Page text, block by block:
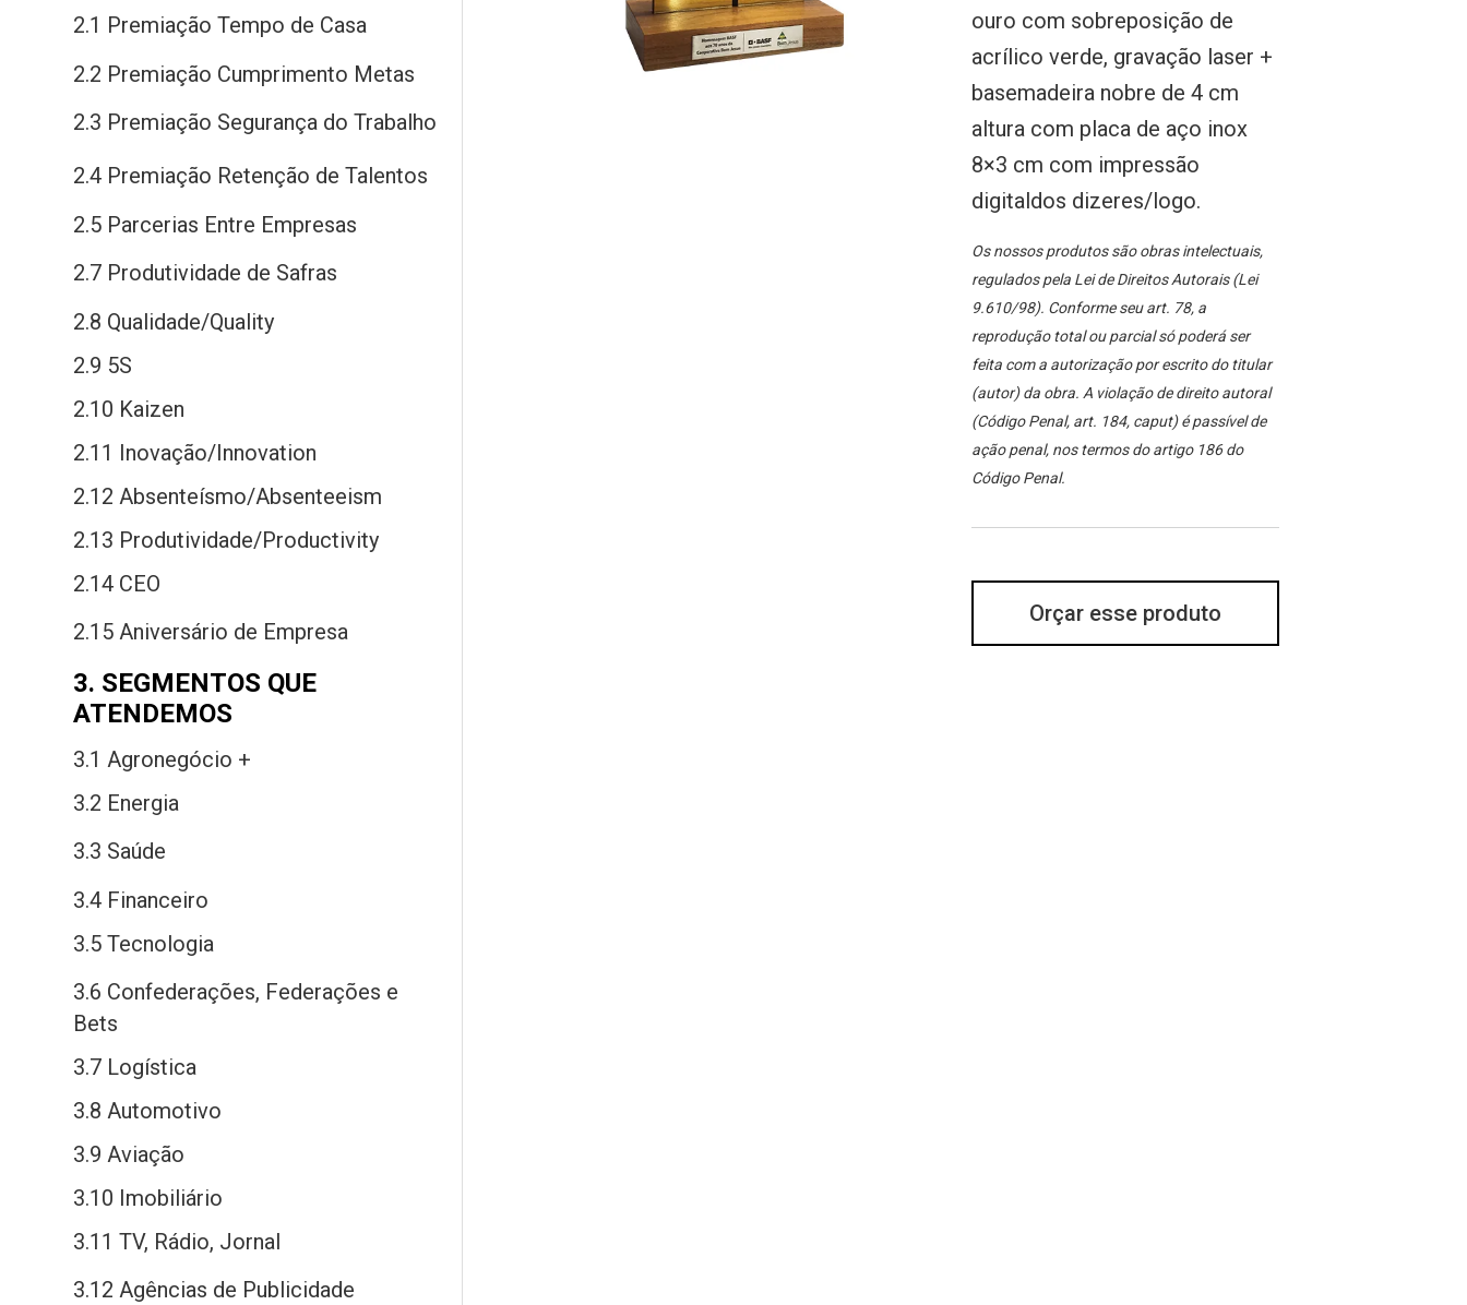
2.1 Premiação Tempo de Casa
2.2 Premiação Cumprimento Metas
2.3 Premiação Segurança do Trabalho
2.4 Premiação Retenção de Talentos
2.5 Parcerias Entre Empresas
2.7 Produtividade de Safras
2.8 Qualidade/Quality
2.9 5S
2.10 Kaizen
2.11 Inovação/Innovation
2.12 Absenteísmo/Absenteeism
2.13 Produtividade/Productivity
2.14 CEO
2.15 Aniversário de Empresa
3. SEGMENTOS QUE
ATENDEMOS
3.1 Agronegócio +
3.2 Energia
3.3 Saúde
3.4 Financeiro
3.5 Tecnologia
3.6 Confederações, Federações e
Bets
3.7 Logística
3.8 Automotivo
3.9 Aviação
3.10 Imobiliário
3.11 TV, Rádio, Jornal
3.12 Agências de Publicidade
ouro com sobreposição de
acrílico verde, gravação laser +
basemadeira nobre de 4 cm
altura com placa de aço inox
8×3 cm com impressão
digitaldos dizeres/logo.
Os nossos produtos são obras intelectuais,
regulados pela Lei de Direitos Autorais (Lei
9.610/98). Conforme seu art. 78, a
reprodução total ou parcial só poderá ser
feita com a autorização por escrito do titular
(autor) da obra. A violação de direito autoral
(Código Penal, art. 184, caput) é passível de
ação penal, nos termos do artigo 186 do
Código Penal.
Orçar esse produto